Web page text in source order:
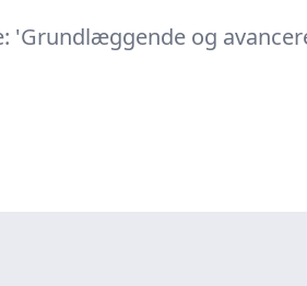
'Grundlæggende og